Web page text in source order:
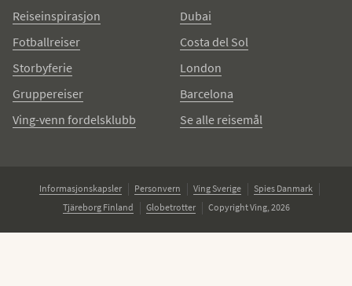
Reiseinspirasjon
Fotballreiser
Storbyferie
Gruppereiser
Ving-venn fordelsklubb
Dubai
Costa del Sol
London
Barcelona
Se alle reisemål
Informasjonskapsler Personvern Ving Sverige
Spies Danmark
Tjäreborg Finland
Globetrotter Copyright Ving, 2026